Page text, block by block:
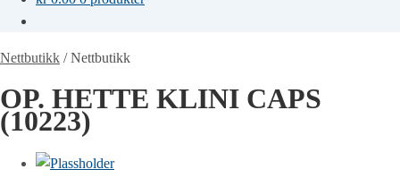
Nettbutikk /Nettbutikk
OP. HETTE KLINI CAPS
(10223)